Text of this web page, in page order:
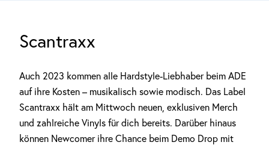
Scantraxx
Auch 2023 kommen alle Hardstyle-Liebhaber beim ADE
auf ihre Kosten – musikalisch sowie modisch. Das Label
Scantraxx hält am Mittwoch neuen, exklusiven Merch
und zahlreiche Vinyls für dich bereits. Darüber hinaus
können Newcomer ihre Chance beim Demo Drop mit